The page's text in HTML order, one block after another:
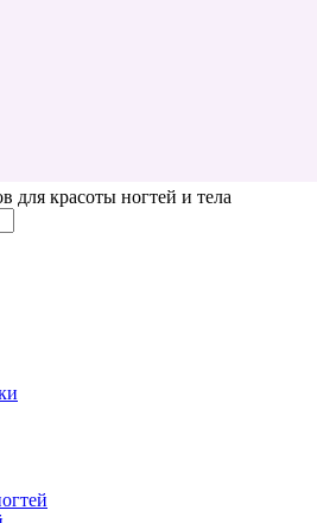
для красоты ногтей и тела